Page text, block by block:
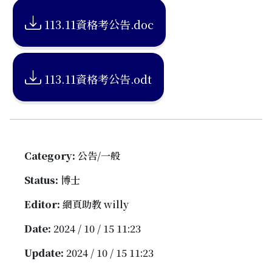
113.11資格考公告.doc
113.11資格考公告.odt
Category: 公告/一般
Status: 博士
Editor: 網頁助教 willy
Date: 2024 / 10 / 15 11:23
Update: 2024 / 10 / 15 11:23